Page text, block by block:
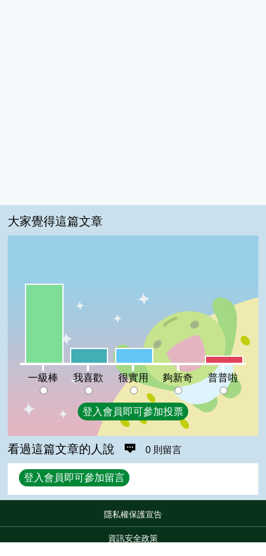
大家覺得這篇文章
我喜歡:13%很實用:13%
夠新奇:0%
普普啦:6%
一級棒
我喜歡 很實用 夠新奇 普普啦
登入會員即可參加投票
看過這篇文章的人說 0 則留言
回覆
登入會員即可參加留言
隱私權保護宣告
資訊安全政策